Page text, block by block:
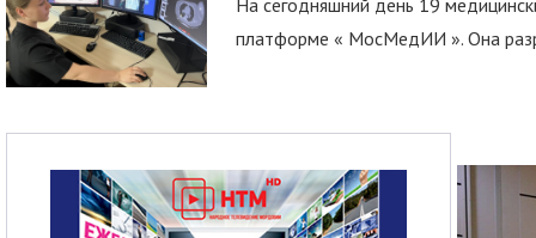
платформе « МосМедИИ ». Она